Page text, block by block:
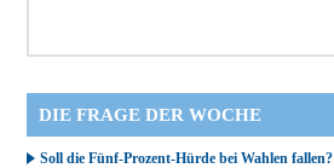
DIE FRAGE DER WOCHE
Soll die Fünf-Prozent-Hürde bei Wahlen fallen?